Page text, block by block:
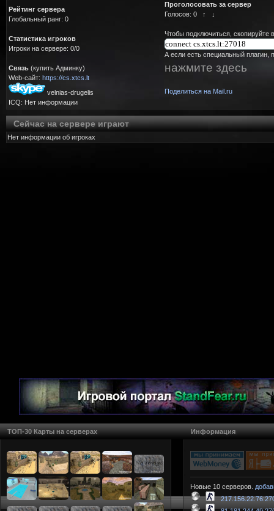
Рейтинг сервера
Глобальный ранг: 0
Статистика игроков
Игроки на сервере: 0/0
Связь (купить Админку)
Web-сайт: https://cs.xtcs.lt
velnias-drugelis
ICQ: Нет информации
Проголосовать за сервер
Голосов: 0 ↑ ↓
Чтобы подключиться, скопируйте
А если есть специальный плагин,
нажмите здесь
Поделиться на Mail.ru
Сейчас на сервере играют
Нет информации об игроках
ТОП-30 Карты на серверах Информация
Новые 10 серверов.